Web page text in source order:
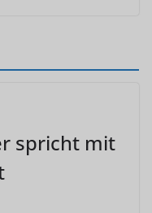
spricht mit